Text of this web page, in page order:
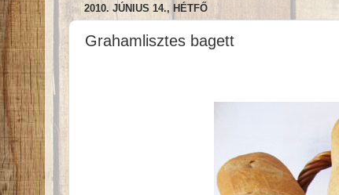
2010. JÚNIUS 14., HÉTFŐ
Grahamlisztes bagett